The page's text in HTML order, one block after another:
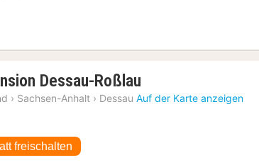
Dessau-Roßlau
Nacht
› Sachsen-Anhalt › Dessau Auf der Karte anzeigen
freischalten